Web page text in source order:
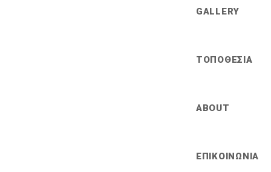
GALLERY
ΤΟΠΟΘΕΣΙΑ
ABOUT
ΕΠΙΚΟΙΝΩΝΙΑ